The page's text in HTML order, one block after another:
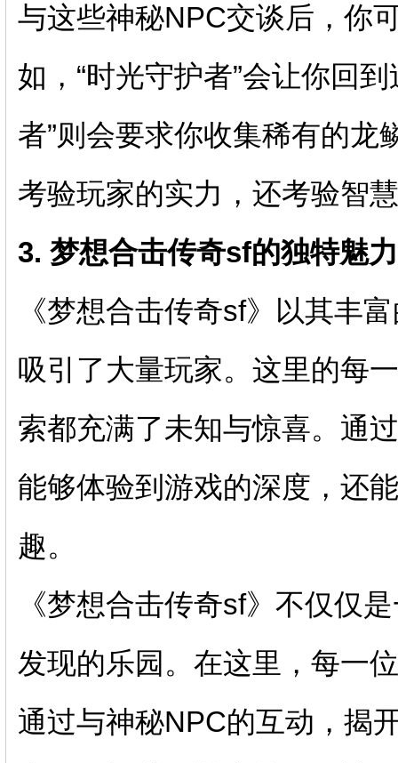
与这些神秘NPC交谈后，你
如，“时光守护者”会让你回
者”则会要求你收集稀有的龙
考验玩家的实力，还考验智
3. 梦想合击传奇sf的独特魅力
《梦想合击传奇sf》以其丰
吸引了大量玩家。这里的每
索都充满了未知与惊喜。通
能够体验到游戏的深度，还
趣。
《梦想合击传奇sf》不仅仅
发现的乐园。在这里，每一
通过与神秘NPC的互动，揭